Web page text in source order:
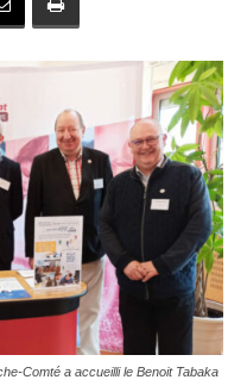
Comté a accueilli le Benoit Tabaka